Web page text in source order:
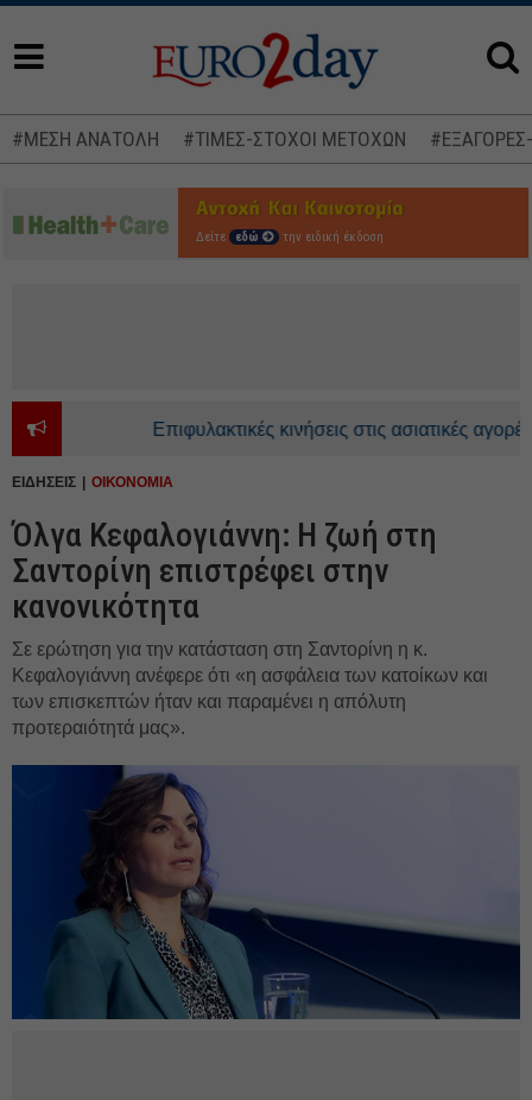
#ΜΕΣΗ ΑΝΑΤΟΛΗ #ΤΙΜΕΣ-ΣΤΟΧΟΙ ΜΕΤΟΧΩΝ
Δείτε εδώ την ειδική έκδοση
Επιφυλακτικές κινήσεις στις ασιατικές αγορές -
ΕΙΔΗΣΕΙΣ ΟΙΚΟΝΟΜΙΑ
Όλγα Κεφαλογιάννη: Η ζωή στη
Σαντορίνη επιστρέφει στην
κανονικότητα
Σε ερώτηση για την κατάσταση στη Σαντορίνη η κ.
Κεφαλογιάννη ανέφερε ότι «η ασφάλεια των κατοίκων και
των επισκεπτών ήταν και παραμένει η απόλυτη
προτεραιότητά μας».